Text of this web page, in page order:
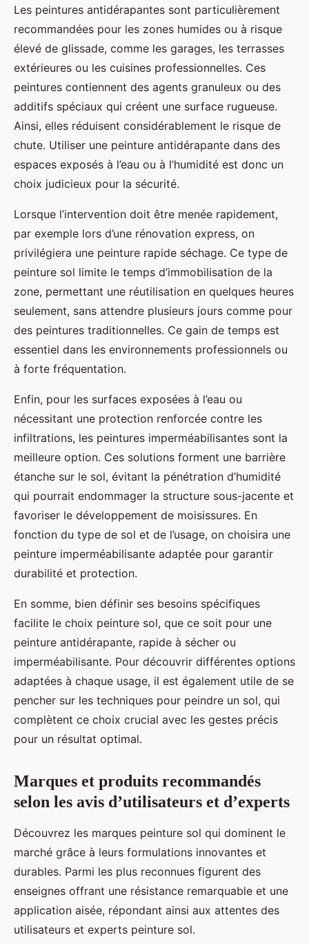
Les peintures antidérapantes sont particulièrement
recommandées pour les zones humides ou à risque
élevé de glissade, comme les garages, les terrasses
extérieures ou les cuisines professionnelles. Ces
peintures contiennent des agents granuleux ou des
additifs spéciaux qui créent une surface rugueuse.
Ainsi, elles réduisent considérablement le risque de
chute. Utiliser une peinture antidérapante dans des
espaces exposés à l’eau ou à l’humidité est donc un
choix judicieux pour la sécurité.
Lorsque l’intervention doit être menée rapidement,
par exemple lors d’une rénovation express, on
privilégiera une peinture rapide séchage. Ce type de
peinture sol limite le temps d’immobilisation de la
zone, permettant une réutilisation en quelques heures
seulement, sans attendre plusieurs jours comme pour
des peintures traditionnelles. Ce gain de temps est
essentiel dans les environnements professionnels ou
à forte fréquentation.
Enfin, pour les surfaces exposées à l’eau ou
nécessitant une protection renforcée contre les
infiltrations, les peintures imperméabilisantes sont la
meilleure option. Ces solutions forment une barrière
étanche sur le sol, évitant la pénétration d’humidité
qui pourrait endommager la structure sous-jacente et
favoriser le développement de moisissures. En
fonction du type de sol et de l’usage, on choisira une
peinture imperméabilisante adaptée pour garantir
durabilité et protection.
En somme, bien définir ses besoins spécifiques
facilite le choix peinture sol, que ce soit pour une
peinture antidérapante, rapide à sécher ou
imperméabilisante. Pour découvrir différentes options
adaptées à chaque usage, il est également utile de se
pencher sur les techniques pour peindre un sol, qui
complètent ce choix crucial avec les gestes précis
pour un résultat optimal.
Marques et produits recommandés
selon les avis d’utilisateurs et d’experts
Découvrez les marques peinture sol qui dominent le
marché grâce à leurs formulations innovantes et
durables. Parmi les plus reconnues figurent des
enseignes offrant une résistance remarquable et une
application aisée, répondant ainsi aux attentes des
utilisateurs et experts peinture sol.